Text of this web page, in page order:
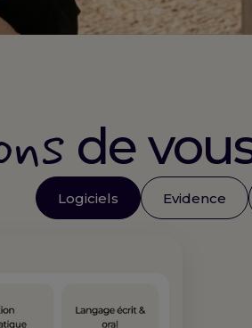
de
Logiciels Evidence